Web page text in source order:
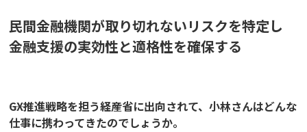
民間金融機関が取り切れないリスクを特定し
金融支援の実効性と適格性を確保する
――GX推進戦略を担う経産省に出向されて、小林さんはどんな
仕事に携わってきたのでしょうか。